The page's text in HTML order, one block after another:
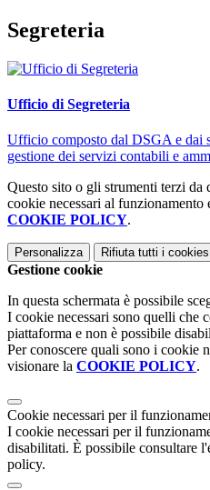
Segreteria
Ufficio di Segreteria
Ufficio composto dal DSGA e dai
gestione dei servizi contabili e
Questo sito o gli strumenti terzi
cookie necessari al
COOKIE POLICY.
Personalizza Rifiuta tutti i cookies
Gestione cookie
In questa schermata è possibile
I cookie necessari sono quelli che
piattaforma e non è possibile
Per conoscere quali sono i cookie
visionare la COOKIE POLICY.
Cookie necessari per il
I cookie necessari per il
disabilitati. È possibile consultare
policy.